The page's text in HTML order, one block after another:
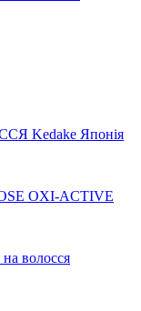
Kedake Японія
OXI-ACTIVE
волосся